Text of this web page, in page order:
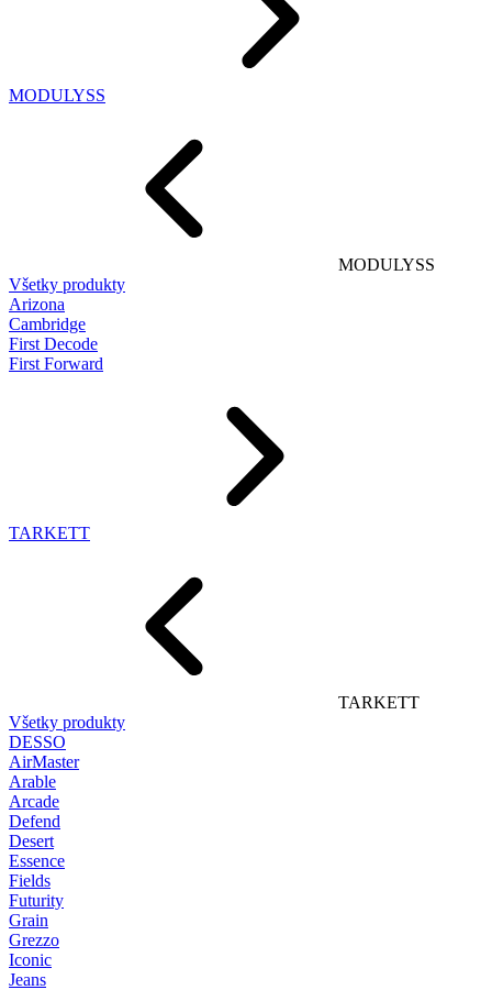
MODULYSS
MODULYSS
Všetky produkty
Arizona
Cambridge
First Decode
First Forward
TARKETT
TARKETT
Všetky produkty
DESSO
AirMaster
Arable
Arcade
Defend
Desert
Essence
Fields
Futurity
Grain
Grezzo
Iconic
Jeans